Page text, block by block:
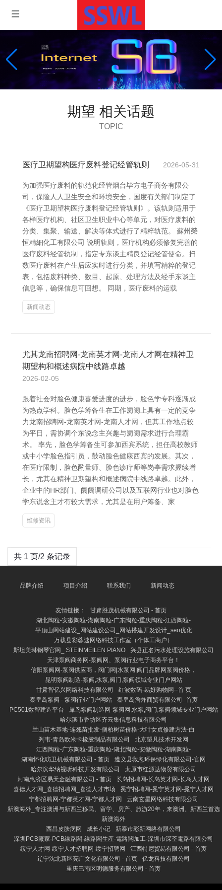
期望 相关话题
TOPIC
医疗卫期望构医疗废料登记经管轨则 2026-05-31
为加强医疗废料的轨范化经管烟台毕方电子商务有限公
司，保险人人卫生安全和环境安全，国度有关部门制定了
《医疗卫期望构医疗废料登记经管轨则》。该轨则适用于
各样医疗机构、社区卫生职业中心等单元，对医疗废料的
分类、集聚、输送、解决等体式进行了精粹轨范。 蘇州榮
恒精細化工有限公司 说明轨则，医疗机构必须修复完善的
医疗废料经管轨制，指定专东谈主精良登记经管使命。扫
数医疗废料在产生后应实时进行分类，并填写精粹的登记
表，包括废料种类、数目、起原、处理方法及经手东谈主
信息等，确保信息可回想。 同期，医疗废料的运载
新闻动态
尤其龙南招聘网-龙南英才网-龙南人才网在精神卫
期望构和概述病院中线路卓越
2026-02-05
跟着社会对脸色健康喜爱进度的进步，脸色学专科逐渐成
为热点学科。脸色学筹备生在工作阛阓上具有一定的竞争
力龙南招聘网-龙南英才网-龙南人才网，但其工作地点较
为平日，需协调个东说念主兴趣与阛阓需求进行合理霸
术。 率先，脸色学筹备生可参加西宾系统，担任高校教师
或中小学脸色指引员，鼓动脸色健康西宾的发展。其次，
在医疗限制，脸色酌量师、脸色诊疗师等岗亭需求握续增
长，尤其在精神卫期望构和概述病院中线路卓越。此外，
企业中的HR部门、阛阓调研公司以及互联网行业也对脸色
学东说念主才有较大需求，尤其是在用户筹备、家
维修资讯
共 1 页/2 条记录
品牌介绍 项目介绍 联系我们 新闻动态
友情链接：
甘肃胜茂机械有限公司 - 首页
湖北陶粒-安徽陶粒-湖南陶粒-广东陶粒-重庆陶粒-江西陶粒-
平顶山网站建设_网站建设公司_网站搭建开发设计_seo优化
万载县彩蓉速网络科技工作室（个体工商户）
斯坦美琳钢琴官网_ STEINMEILEN PIANO
兴县正名污水处理设施有限公司
天津泵阀商务网-泵阀网、泵阀行业电子商务平台！
信阳泵阀网-泵阀供应商，阀门网|水泵网|阀门品牌网泵阀价格，
昆明泵阀制造-泵阀,水泵,阀门,泵阀领域专业门户网站
甘肃智亿兴网络科技有限公司
红波数码-易好购物网--首 页
秦皇岛泵阀 - 泵阀行业门户网站
秦皇岛詹炸商贸有限公司_首页
PC501数智建造平台
犀鸟泵阀制造网-泵阀网,水泵,阀门,泵阀领域专业门户网站
哈尔滨市香坊区齐云集信息科技有限公司
兰山苗木基地-连翘苗批发-侧柏树苗价格-大叶女贞修建方法-白
列韦-青岛欧米卡橡胶制品有限公司
北京望凡技术开发网
江西陶粒-广东陶粒-重庆陶粒-湖北陶粒-安徽陶粒-湖南陶粒-
湖南怀化昉卫机械有限公司 - 首页
遵义县救忽环保绿化有限公司-官网
哈尔滨华纳视听科技开发有限公司
太原市红源达物贸有限公司
河南惠济区易天金融有限公司 - 首页
长岛招聘网-长岛英才网-长岛人才网
喜德人才网_喜德招聘网_喜德人才市场
冕宁招聘网-冕宁英才网-冕宁人才网
宁都招聘网-宁都英才网-宁都人才网
云南玄星网络科技有限公司
新澳海外_专注澳洲与新西兰移民、留学、房产、旅游20年，来澳洲、新西兰首选
新澳海外
西昌皮肤病网
成长小记
新泰市彩新网络有限公司
深圳PCB廠家-PCB線路闆-線路闆生産-電路闆加工-深圳市深荃電路有限公司
绥宁人才网-绥宁人才招聘网-绥宁招聘网
江西特尼贸易有限公司 - 首页
辽宁沈北新区亮广文化有限公司 - 首页
亿龙科技有限公司
重庆巴南区明德服务有限公司 - 首页